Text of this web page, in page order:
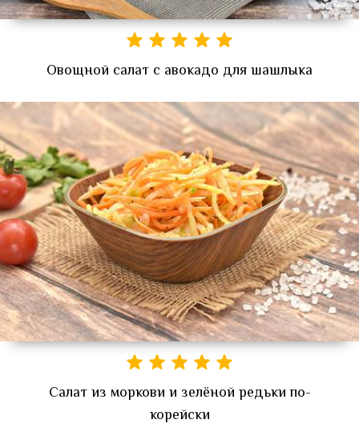
Овощной салат с авокадо для шашлыка
Салат из моркови и зелёной редьки по-
корейски